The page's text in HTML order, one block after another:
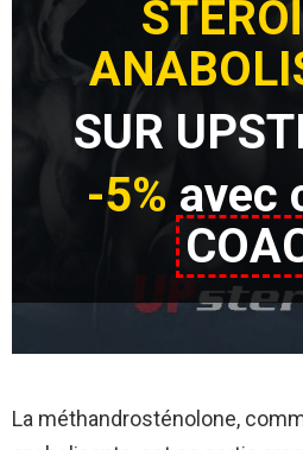
SUR
-5% avec
La méthandrosténolone,